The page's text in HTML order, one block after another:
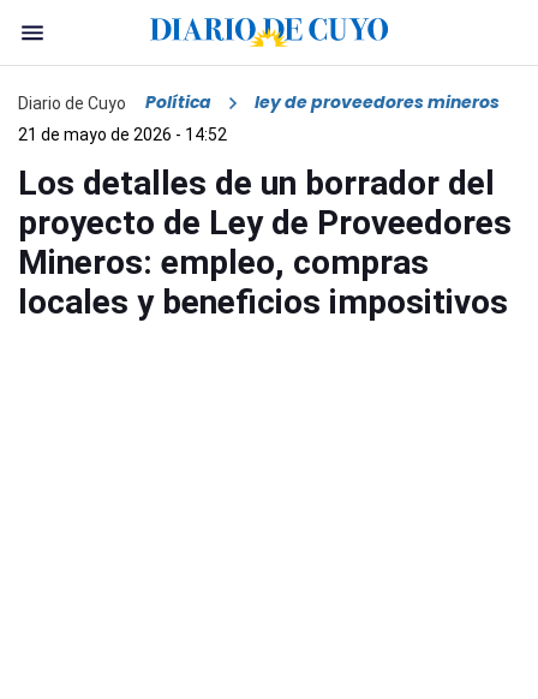
Diario de Cuyo Política ley de proveedores mineros
21 de mayo de 2026 - 14:52
Los detalles de un borrador del
proyecto de Ley de Proveedores
Mineros: empleo, compras
locales y beneficios impositivos